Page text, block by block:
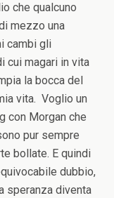
che qualcuno
mezzo una
cambi gli
cui magari in vita
la bocca del
vita. Voglio un
con Morgan che
pur sempre
bollate. E quindi
dubbio,
speranza diventa